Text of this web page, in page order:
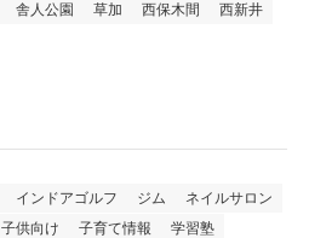
舎人公園 草加 西保木間
西新井
インドアゴルフ ジム
ネイルサロン
子供向け 子育て情報
学習塾